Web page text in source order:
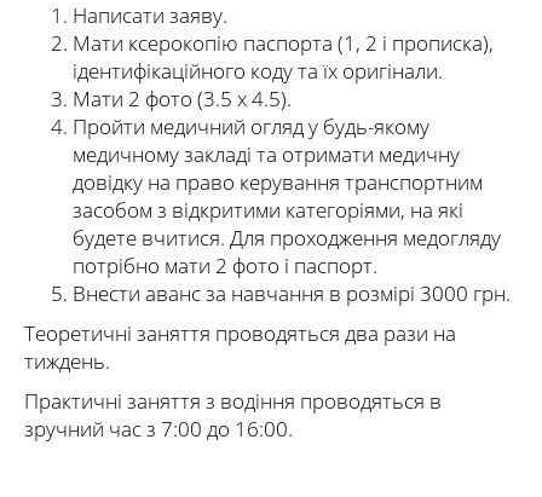
Написати заяву.
Мати ксерокопію паспорта (1, 2 і прописка),
ідентифікаційного коду та їх оригінали.
Мати 2 фото (3.5 х 4.5).
Пройти медичний огляд у будь-якому
медичному закладі та отримати медичну
довідку на право керування транспортним
засобом з відкритими категоріями, на які
будете вчитися. Для проходження медогляду
потрібно мати 2 фото і паспорт.
Внести аванс за навчання в розмірі 3000 грн.
Теоретичні заняття проводяться два рази на
тиждень.
Практичні заняття з водіння проводяться в
зручний час з 7:00 до 16:00.